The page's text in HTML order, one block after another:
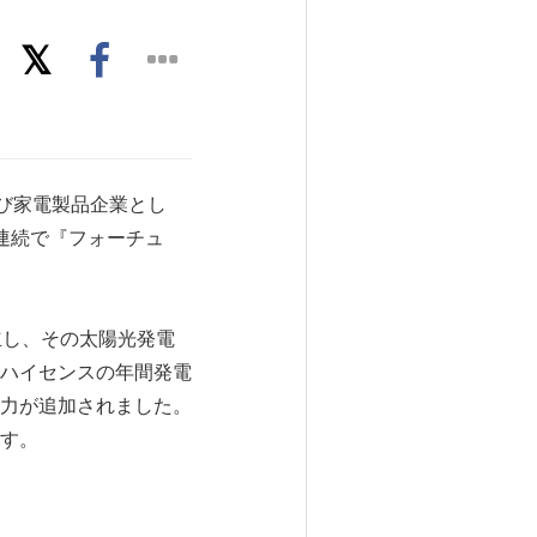
家電製品企業とし
で『フォーチュ
、その太陽光発電
イセンスの年間発電
が追加されました。
。